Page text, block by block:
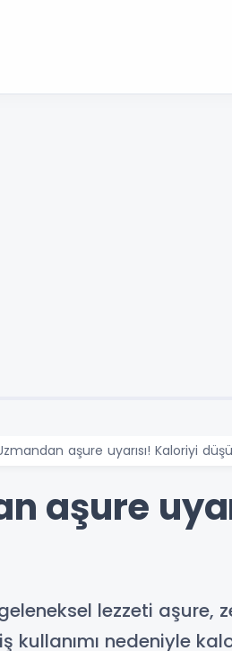
aşure uyarısı! Kaloriyi
aşure
lezzeti
kullanımı nedeniyle